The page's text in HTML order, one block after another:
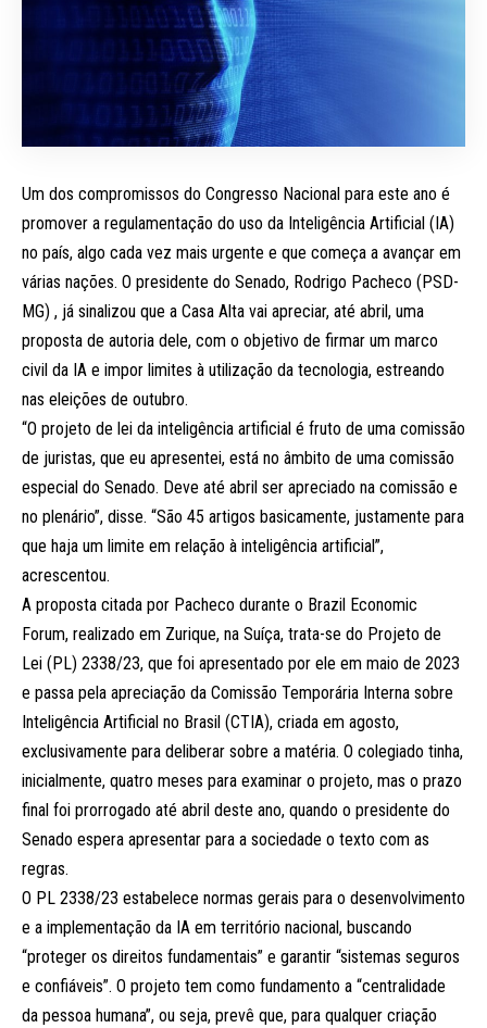
Um dos compromissos do Congresso Nacional para este ano é
promover a regulamentação do uso da Inteligência Artificial (IA)
no país, algo cada vez mais urgente e que começa a avançar em
várias nações. O presidente do Senado, Rodrigo Pacheco (PSD-
MG) , já sinalizou que a Casa Alta vai apreciar, até abril, uma
proposta de autoria dele, com o objetivo de firmar um marco
civil da IA e impor limites à utilização da tecnologia, estreando
nas eleições de outubro.
“O projeto de lei da inteligência artificial é fruto de uma comissão
de juristas, que eu apresentei, está no âmbito de uma comissão
especial do Senado. Deve até abril ser apreciado na comissão e
no plenário”, disse. “São 45 artigos basicamente, justamente para
que haja um limite em relação à inteligência artificial”,
acrescentou.
A proposta citada por Pacheco durante o Brazil Economic
Forum, realizado em Zurique, na Suíça, trata-se do Projeto de
Lei (PL) 2338/23, que foi apresentado por ele em maio de 2023
e passa pela apreciação da Comissão Temporária Interna sobre
Inteligência Artificial no Brasil (CTIA), criada em agosto,
exclusivamente para deliberar sobre a matéria. O colegiado tinha,
inicialmente, quatro meses para examinar o projeto, mas o prazo
final foi prorrogado até abril deste ano, quando o presidente do
Senado espera apresentar para a sociedade o texto com as
regras.
O PL 2338/23 estabelece normas gerais para o desenvolvimento
e a implementação da IA em território nacional, buscando
“proteger os direitos fundamentais” e garantir “sistemas seguros
e confiáveis”. O projeto tem como fundamento a “centralidade
da pessoa humana”, ou seja, prevê que, para qualquer criação